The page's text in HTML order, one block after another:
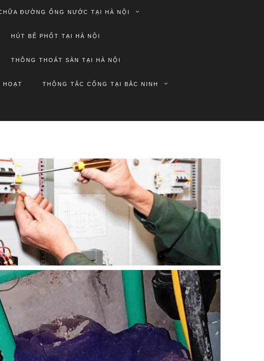
ĐƯỜNG ỐNG NƯỚC TẠI HÀ NỘI
HÚT BỂ PHỐT TẠI HÀ NỘI
THÔNG THOÁT SÀN TẠI HÀ NỘI
HOẠT THÔNG TẮC CỐNG TẠI BẮC NINH